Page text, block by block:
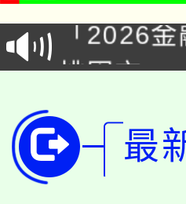
代理(課)
「2026金
車」活動
桃園市
代理(課)
公告本校
代理(課)
轉知中國
最